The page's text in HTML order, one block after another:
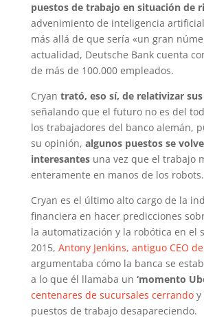
puestos de trabajo en situación de
advenimiento de inteligencia
más allá de que sería «un gran
actualidad, Deutsche Bank cuenta
de más de 100.000 empleados.
Cryan trató, eso sí, de relativizar
señalando que el futuro no es del
los trabajadores del banco alemán,
su opinión, algunos puestos se
interesantesuna vez que el trabajo
enteramente en manos de los robots.
Cryan es el último alto cargo de la
financiera en hacer predicciones
la automatización y la robótica en el
2015, Antony Jenkins, antiguo CEO
argumentaba cómo la banca se
a lo que él llamaba un ‘momento
centenares de sucursales cerrandoy
puestos de trabajo desapareciendo.